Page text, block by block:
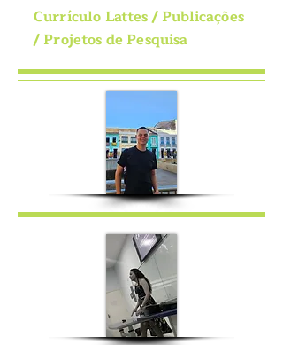
Currículo Lattes/Publicações
/Projetos de Pesquisa